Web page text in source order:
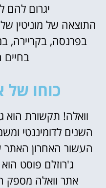
יגרום
התוצאה של מוניטין
בפרנסה, בקריירה,
בחיים
כוחו של
וואלה! תקשורת
השנים לדומיננטי
העשור האחרון האתר
ג'רוזלם פוסט
אתר וואלה מספק